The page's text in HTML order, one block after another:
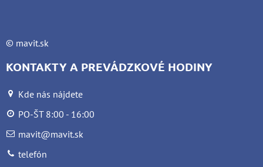
© mavit.sk
KONTAKTY A PREVÁDZKOVÉ HODINY
Kde nás nájdete
PO-ŠT 8:00 - 16:00
mavit@mavit.sk
telefón